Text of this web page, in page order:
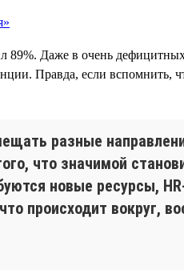
89%. Даже в очень
Правда, если вспомнить,
разные
что значимой
новые ресурсы,
происходит вокруг,